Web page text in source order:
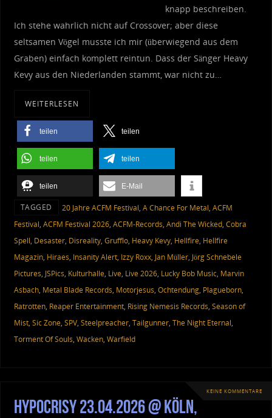
knapp beschreiben.
Ich stehe wahrlich nicht auf Crossover; aber diese
seltsamen Vögel musste ich mir (überwiegend aus dem
Graben) einfach komplett reintun. Dass der Sänger Heavy
Kevy aus den Niederlanden stammt, war nicht zu…
WEITERLESEN
teilen teilen
teilen teilen
teilen E-Mail
TAGGED 20 Jahre ACFM Festival, A Chance For Metal, ACFM
Festival, ACFM Festival 2026, ACFM-Records, Andi The Wicked, Cobra
Spell, Desaster, Disreality, Grufflo, Heavy Kevy, Hellfire, Hellfire
Magazin, Hiraes, Insanity Alert, Izzy Roxx, Jan Müller, Jörg Schnebele
Pictures, JSPics, Kulturhalle, Live, Live 2026, Lucky Bob Music, Marvin
Asbach, Metal Blade Records, Motorjesus, Ochtendung, Plagueborn,
Ratrotten, Reaper Entertainment, Rising Nemesis Records, Season of
Mist, Sic Zone, SPV, Steelpreacher, Tailgunner, The Night Eternal,
Torment Of Souls, Wacken, Warfield
KEINE KOMMENTARE
Hypocrisy 23.04.2026 @ Köln,